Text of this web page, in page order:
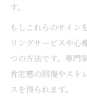
す。
もしこれらのサイン
リングサービスや心
つの方法です。専門
肯定感の回復やスト
スを得られます。